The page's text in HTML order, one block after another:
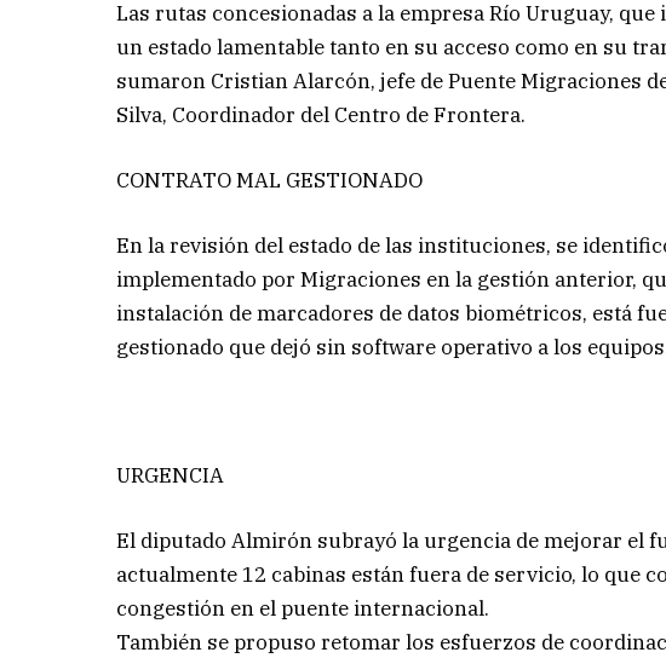
Las rutas concesionadas a la empresa Río Uruguay,
un estado lamentable tanto en su acceso como en su
sumaron Cristian Alarcón, jefe de Puente Migraciones
Silva, Coordinador del Centro de Frontera.
CONTRATO MAL GESTIONADO
En la revisión del estado de las instituciones, se
implementado por Migraciones en la gestión anterior,
instalación de marcadores de datos biométricos, está
gestionado que dejó sin software operativo a los
URGENCIA
El diputado Almirón subrayó la urgencia de mejorar el
actualmente 12 cabinas están fuera de servicio, lo que
congestión en el puente internacional.
También se propuso retomar los esfuerzos de